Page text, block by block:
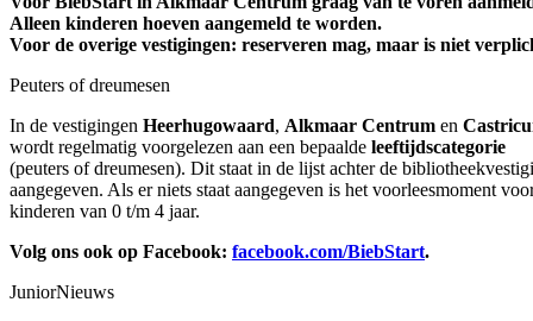
Alleen kinderen hoeven aangemeld te worden.
Voor de overige vestigingen: reserveren mag, maar is niet
Peuters of dreumesen
In de vestigingen Heerhugowaard, Alkmaar Centrum en
wordt regelmatig voorgelezen aan een bepaalde leeftijdscategorie
(peuters of dreumesen). Dit staat in de lijst achter de
aangegeven. Als er niets staat aangegeven is het voorleesmoment
kinderen van 0 t/m 4 jaar.
Volg ons ook op Facebook: facebook.com/BiebStart.
JuniorNieuws